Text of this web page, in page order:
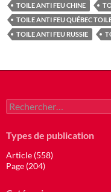
TOILE ANTI FEU CHINE
TOILE ANTI FEU QUÉBEC
TOILE ANTI FEU RUSSIE
Rechercher :
Types de publication
Article (558)
Page (204)